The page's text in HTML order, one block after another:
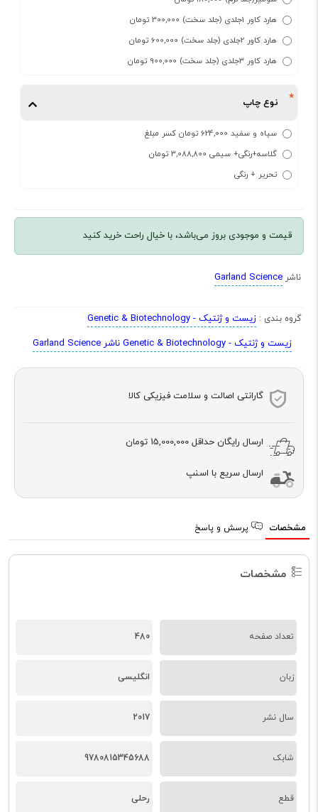
هارد کاور 1جلدی (جلد سخت) 300,000 تومان
هارد کاور 2جلدی (جلد سخت) 600,000 تومان
هارد کاور 3جلدی (جلد سخت) 900,000 تومان
نوع چاپ
سیاه و سفید 624,000 تومان کسر مبلغ
گلاسه+رنگی+ سیمی 3,088,800 تومان
تحریر + رنگی
قیمت و موجودی بروز می‌باشد، با خیال راحت خرید کنید
ناشر Garland Science
گروه بندی : زیست و ژنتیک - Genetic & Biotechnology
زیست و ژنتیک - Genetic & Biotechnology ناشر Garland Science
گارانتی اصالت و سلامت فیزیکی کالا
ارسال رایگان حداقل 15,000,000 تومان
ارسال سریع با اسنپ
مشخصات پرسش و پاسخ
مشخصات
تعداد صفحه 480
زبان انگلیسی
سال نشر 2017
شابک 9780815345688
قطع رحلی